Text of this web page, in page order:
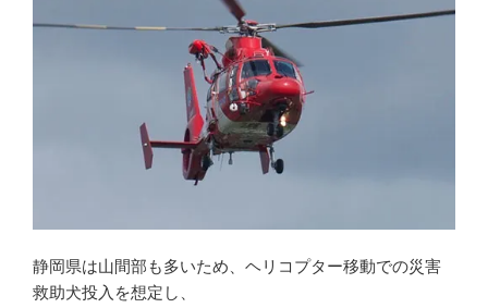
静岡県は山間部も多いため、ヘリコプター移動での災害
救助犬投入を想定し、